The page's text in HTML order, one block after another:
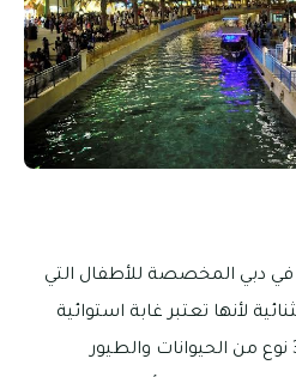
في دبي المخصصة للأطفال التي
لأنها تعتبر غابة استوائية
تضم ما يزيد عن حوالي 3.000 نوع من الحيوانات والطيور